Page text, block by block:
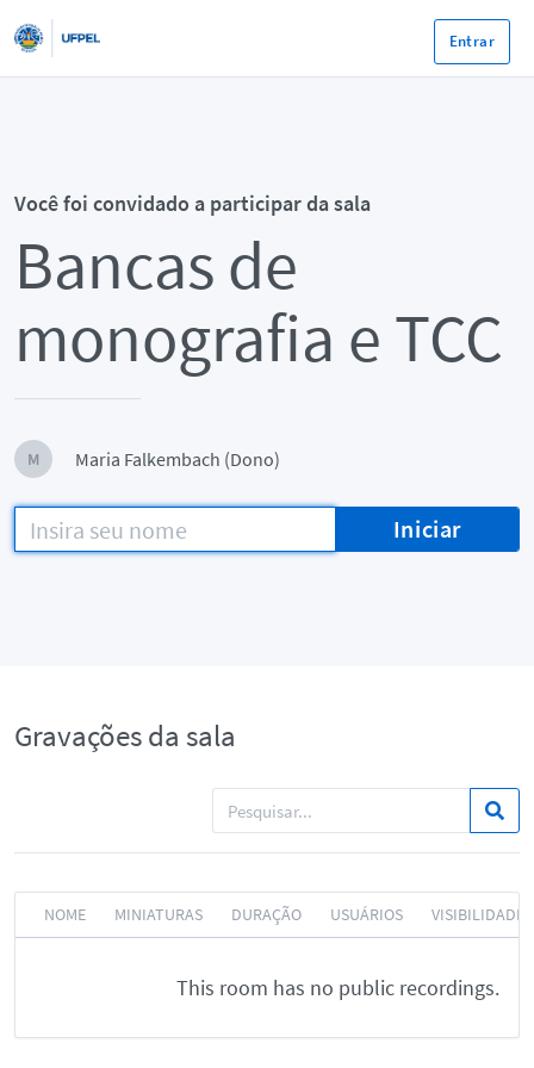
Entrar
Você foi convidado a participar da sala
Bancas de
monografia e TCC
M Maria Falkembach (Dono)
Iniciar
Gravações da sala
NOME MINIATURAS DURAÇÃO USUÁRIOS VISIBILIDADE
This room has no public recordings.